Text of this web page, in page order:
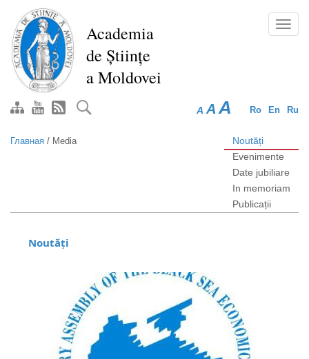
Перейти
основному
содержанию
Academia
de Științe
a Moldovei
Ro En Ru
A A A
Главная / Media
Noutăți
Evenimente
Date jubiliare
In memoriam
Publicații
Noutăți